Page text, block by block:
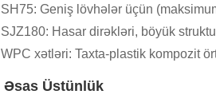
SH75: Geniş lövhələr üçün
SJZ180: Hasar dirəkləri, böyük
WPC xətləri: Taxta-plastik kompozit
Əsas Üstünlük